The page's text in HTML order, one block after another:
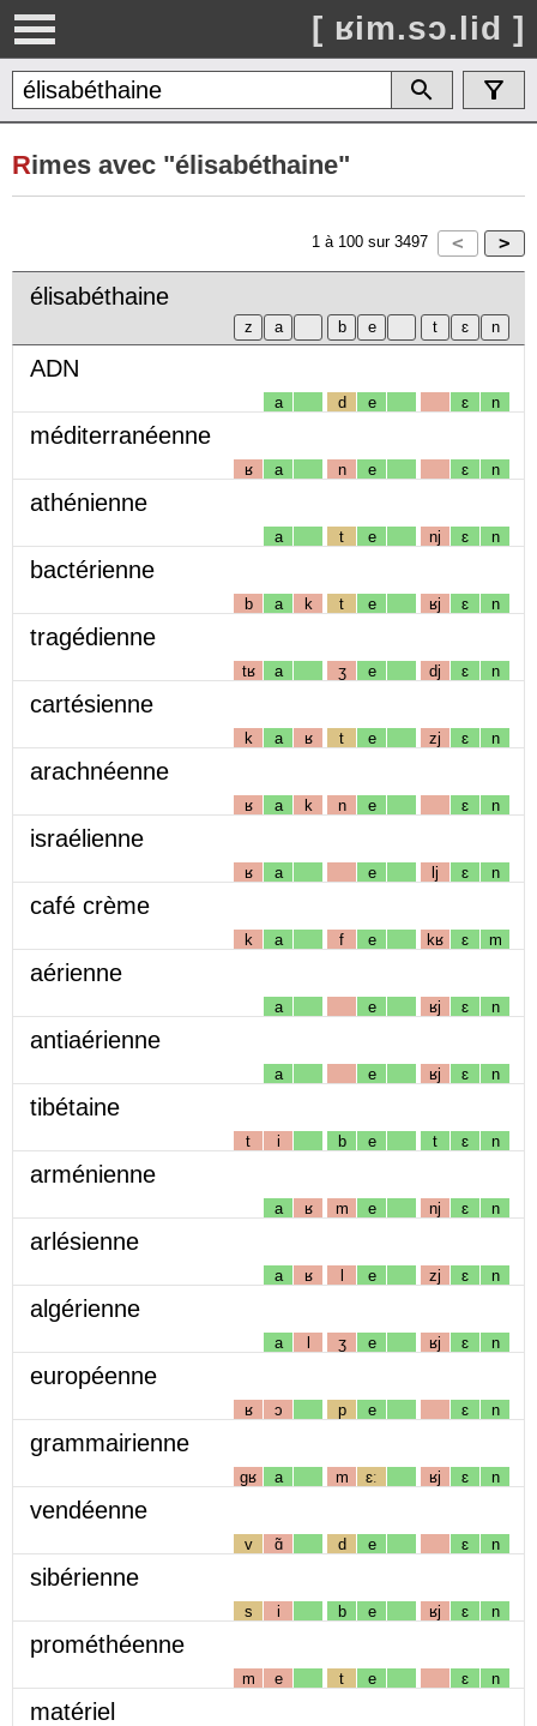
[ ʁim.sɔ.lid ]
Rimes avec "élisabéthaine"
1 à 100 sur 3497
élisabéthaine
ADN
a d e ɛ n
méditerranéenne
ʁ a n e ɛ n
athénienne
a t e nj ɛ n
bactérienne
b a k t e ʁj ɛ n
tragédienne
tʁ a ʒ e dj ɛ n
cartésienne
k a ʁ t e zj ɛ n
arachnéenne
ʁ a k n e ɛ n
israélienne
ʁ a e lj ɛ n
café crème
k a f e kʁ ɛ m
aérienne
a e ʁj ɛ n
antiaérienne
a e ʁj ɛ n
tibétaine
t i b e t ɛ n
arménienne
a ʁ m e nj ɛ n
arlésienne
a ʁ l e zj ɛ n
algérienne
a l ʒ e ʁj ɛ n
européenne
ʁ ɔ p e ɛ n
grammairienne
gʁ a m ɛː ʁj ɛ n
vendéenne
v ɑ̃ d e ɛ n
sibérienne
s i b e ʁj ɛ n
prométhéenne
m e t e ɛ n
matériel